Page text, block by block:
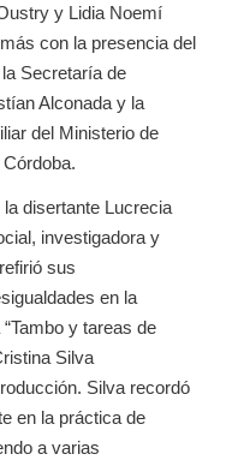
y Lidia Noemí
con la presencia del
Secretaría de
Alconada y la
del Ministerio de
disertante Lucrecia
investigadora y
sus
en la
Tambo y tareas de
Silva
Silva recordó
en la práctica de
a varias